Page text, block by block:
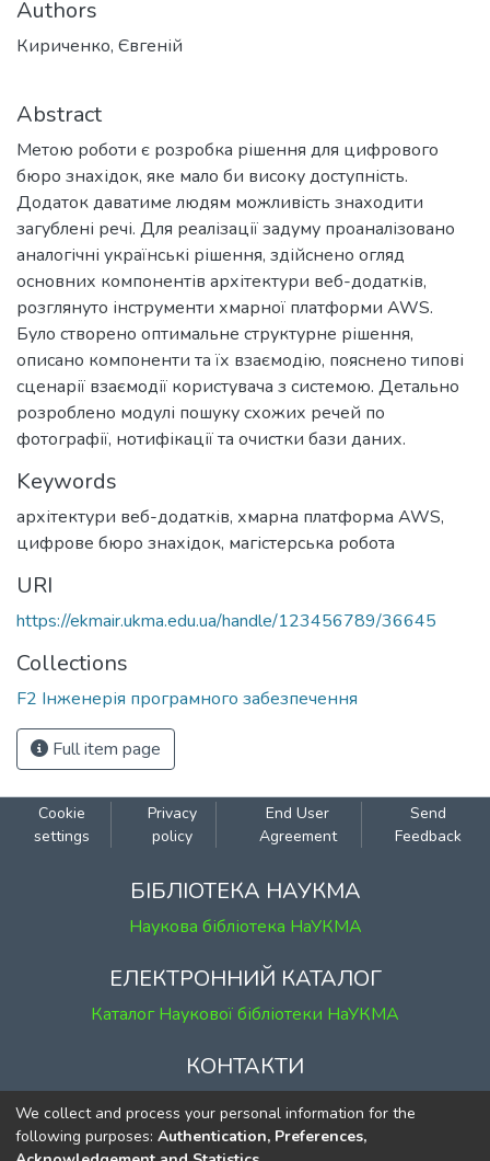
Authors
Кириченко, Євгеній
Abstract
Метою роботи є розробка рішення для цифрового
бюро знахідок, яке мало би високу доступність.
Додаток даватиме людям можливість знаходити
загублені речі. Для реалізації задуму проаналізовано
аналогічні українські рішення, здійснено огляд
основних компонентів архітектури веб-додатків,
розглянуто інструменти хмарної платформи AWS.
Було створено оптимальне структурне рішення,
описано компоненти та їх взаємодію, пояснено типові
сценарії взаємодії користувача з системою. Детально
розроблено модулі пошуку схожих речей по
фотографії, нотифікації та очистки бази даних.
Keywords
архітектури веб-додатків, хмарна платформа AWS,
цифрове бюро знахідок, магістерська робота
URI
https://ekmair.ukma.edu.ua/handle/123456789/36645
Collections
F2 Інженерія програмного забезпечення
Full item page
Cookie
settings
Privacy
policy
End User
Agreement
Send
Feedback
БІБЛІОТЕКА НАУКМА
Наукова бібліотека НаУКМА
ЕЛЕКТРОННИЙ КАТАЛОГ
Каталог Наукової бібліотеки НаУКМА
КОНТАКТИ
м. Київ, вул. Григорія Сковороди, 2
к. 1, к. 120
We collect and process your personal information for the
following purposes: Authentication, Preferences,